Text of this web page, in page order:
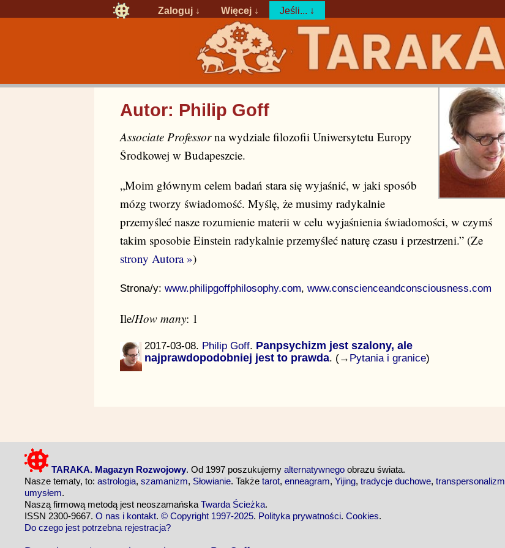
Zaloguj ↓ Więcej ↓ Jeśli... ↓
Autor: Philip Goff
Associate Professorna wydziale filozofii Uniwersytetu Europy
Środkowej w Budapeszcie.
„Moim głównym celem badań stara się wyjaśnić, w jaki sposób
mózg tworzy świadomość. Myślę, że musimy radykalnie
przemyśleć nasze rozumienie materii w celu wyjaśnienia świadomości, w czymś
takim sposobie Einstein radykalnie przemyśleć naturę czasu i przestrzeni.” (Ze
strony Autora »)
Strona/y: www.philipgoffphilosophy.com, www.conscienceandconsciousness.com
Ile/How many: 1
2017-03-08. Philip Goff. Panpsychizm jest szalony, ale
najprawdopodobniej jest to prawda. (→ Pytania i granice)
TARAKA. Magazyn Rozwojowy. Od 1997 poszukujemy alternatywnego obrazu świata.
Nasze tematy, to: astrologia, szamanizm, Słowianie. Także tarot, enneagram, Yijing, tradycje duchowe, transpersonalizm
umysłem.
Naszą firmową metodą jest neoszamańska Twarda Ścieżka.
ISSN 2300-9667. O nas i kontakt. © Copyright 1997-2025. Polityka prywatności. Cookies.
Do czego jest potrzebna rejestracja?